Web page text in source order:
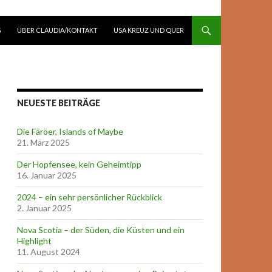
ÜBER CLAUDIA/KONTAKT USA KREUZ UND QUER
NEUESTE BEITRÄGE
Die Färöer, Islands of Maybe
21. März 2025
Der Hopfensee, kein Geheimtipp
16. Januar 2025
2024 – ein sehr persönlicher Rückblick
2. Januar 2025
Nova Scotia – der Süden, die Küsten und ein
Highlight
11. August 2024